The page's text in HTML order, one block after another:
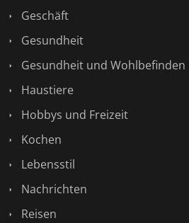
Geschäft
Gesundheit
Gesundheit und Wohlbefinden
Haustiere
Hobbys und Freizeit
Kochen
Lebensstil
Nachrichten
Reisen